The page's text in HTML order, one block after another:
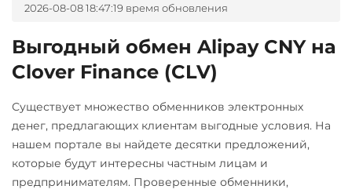
Uniswap (UNI)
USD Coin (USDC)
ERC20
Polygon
ARB
OP
BASE
Utopia USD (UUSD)
VeChain (VET)
Альфа-Банк
RUB
Беларусбанк BYN
Газпромбанк RUB
Евразийский Банк KZT
ЕРИП Расчет BYN
2026-08-08 18:47:19 время обновления
Выгодный обмен Alipay CNY на
Clover Finance (CLV)
Существует множество обменников электронных
денег, предлагающих клиентам выгодные условия. На
нашем портале вы найдете десятки предложений,
которые будут интересны частным лицам и
предпринимателям. Проверенные обменники,